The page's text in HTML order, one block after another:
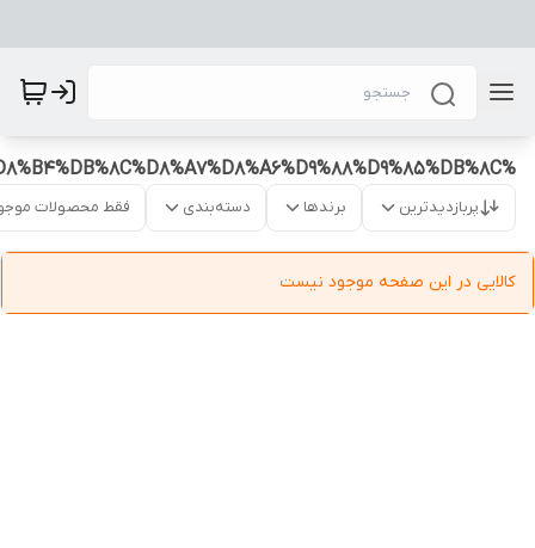
%D8%B3%D8%A7%D8%B9%D8%AA%20%D8%B4%DB%8C%D8%A7%D8%A6%D9%88%D9%85%DB%8C
پربازدیدترین برندها دسته‌بندی فقط محصولات
کالایی در این صفحه موجود نیست